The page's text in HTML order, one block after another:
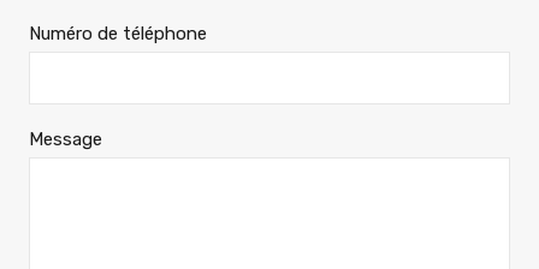
Numéro de téléphone
Message